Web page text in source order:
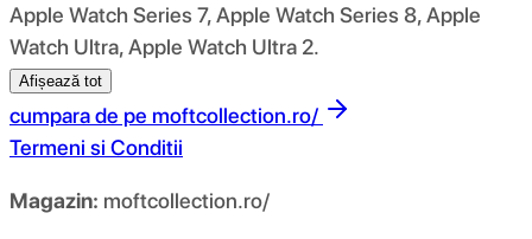
Apple Watch Series 7, Apple Watch Series 8, Apple
Watch Ultra, Apple Watch Ultra 2.
Afișează tot
cumpara de pe moftcollection.ro/
Termeni si Conditii
Magazin: moftcollection.ro/